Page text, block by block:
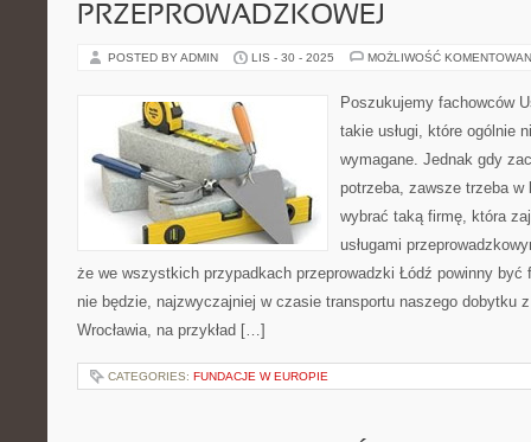
PRZEPROWADZKOWEJ
POSTED BY ADMIN LIS - 30 - 2025 MOŻLIWOŚĆ
Poszukujemy fachowców
takie usługi, które ogólnie
wymagane. Jednak gdy
potrzeba, zawsze trzeba w
wybrać taką firmę, która
usługami
że we wszystkich przypadkach przeprowadzki Łódź powinny być
nie będzie, najzwyczajniej w czasie transportu naszego dobytku
Wrocławia, na przykład […]
CATEGORIES: FUNDACJE W EUROPIE